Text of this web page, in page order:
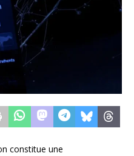
constitue une